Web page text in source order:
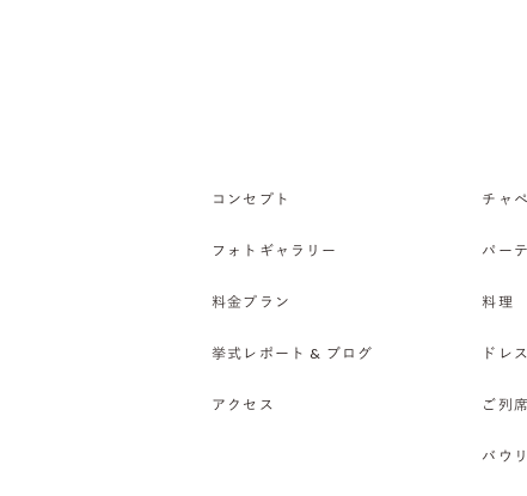
コンセプト
フォトギャラリー
料金プラン
挙式レポート & ブログ
アクセス
チャ
パー
料理
ドレス
ご列
バウ